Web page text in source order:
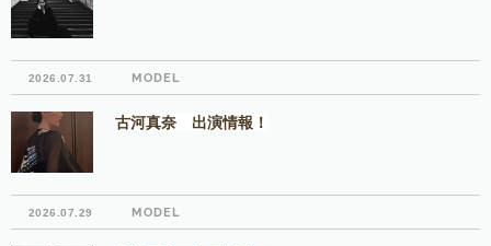
2026.07.31 MODEL
古河真奈 出演情報！
2026.07.29 MODEL